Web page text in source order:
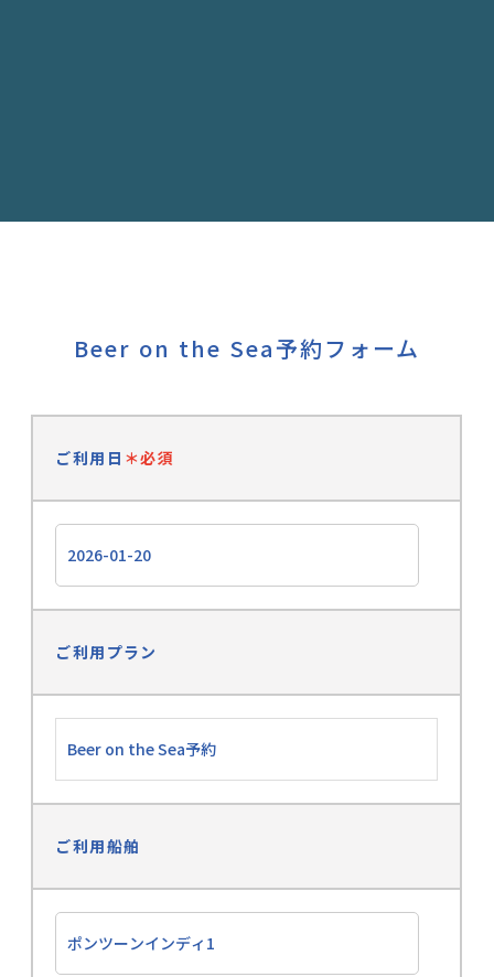
Beer on the Sea予約フォーム
ご利用日 ＊必須
ご利用プラン
ご利用船舶